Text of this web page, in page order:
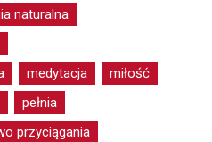
naturalna
medytacja
miłość
pełnia
przyciągania